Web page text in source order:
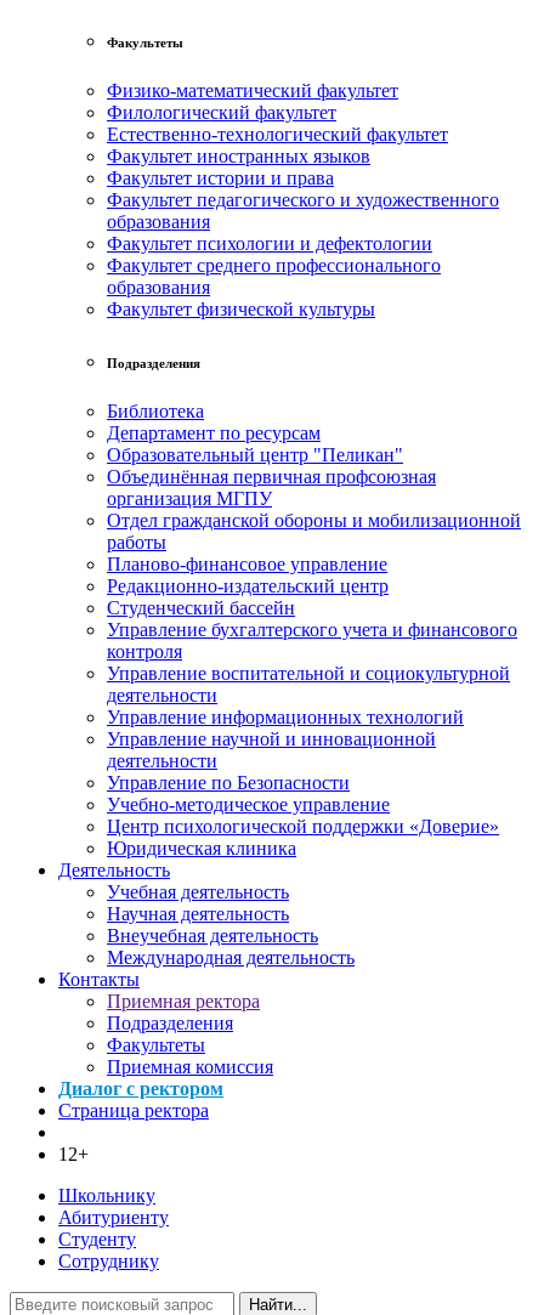
Факультеты
Физико-математический факультет
Филологический факультет
Естественно-технологический факультет
Факультет иностранных языков
Факультет истории и права
Факультет педагогического и художественного
образования
Факультет психологии и дефектологии
Факультет среднего профессионального
образования
Факультет физической культуры
Подразделения
Библиотека
Департамент по ресурсам
Образовательный центр "Пеликан"
Объединённая первичная профсоюзная
организация МГПУ
Отдел гражданской обороны и мобилизационной
работы
Планово-финансовое управление
Редакционно-издательский центр
Студенческий бассейн
Управление бухгалтерского учета и финансового
контроля
Управление воспитательной и социокультурной
деятельности
Управление информационных технологий
Управление научной и инновационной
деятельности
Управление по Безопасности
Учебно-методическое управление
Центр психологической поддержки «Доверие»
Юридическая клиника
Деятельность
Учебная деятельность
Научная деятельность
Внеучебная деятельность
Международная деятельность
Контакты
Приемная ректора
Подразделения
Факультеты
Приемная комиссия
Диалог с ректором
Страница ректора
12+
Школьнику
Абитуриенту
Студенту
Сотруднику
Найти...